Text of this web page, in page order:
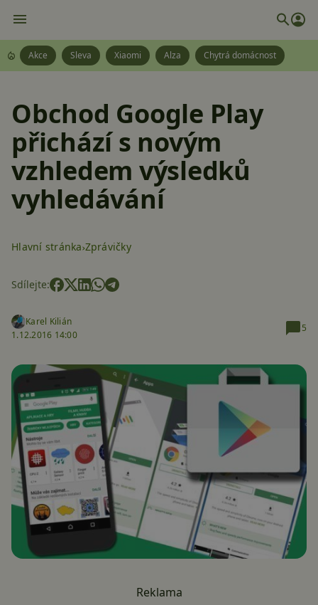
Akce Sleva Xiaomi Alza Chytrá domácnost
Obchod Google Play
přichází s novým
vzhledem výsledků
vyhledávání
Hlavní stránka Zprávičky
Sdílejte:
Karel Kilián
1.12.2016 14:00
5
Reklama